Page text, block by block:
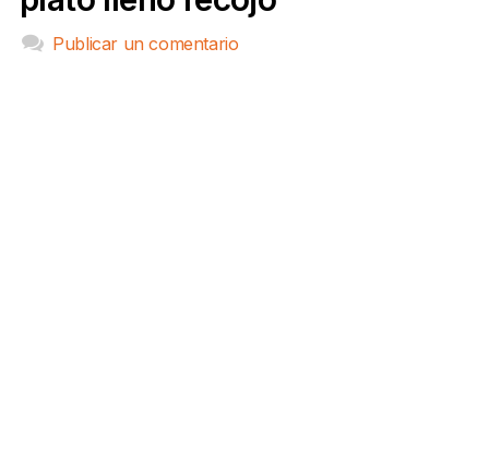
Publicar un comentario